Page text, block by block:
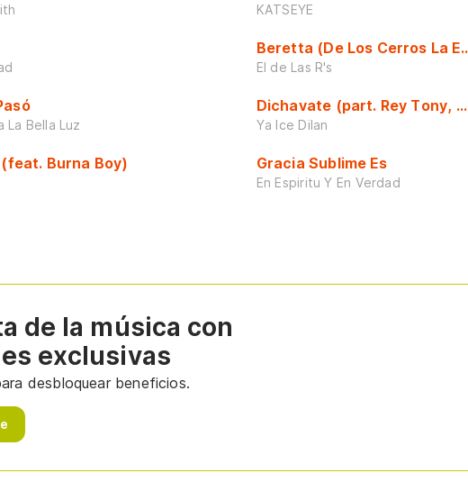
La Bella Luz
(feat. Burna Boy)
KATSEYE
Beretta (De Los Cerros La
El de Las R's
Dichavate (part. Rey Tony,
Ya Ice Dilan
Gracia Sublime Es
En Espiritu Y En Verdad
de la música con
exclusivas
desbloquear beneficios.